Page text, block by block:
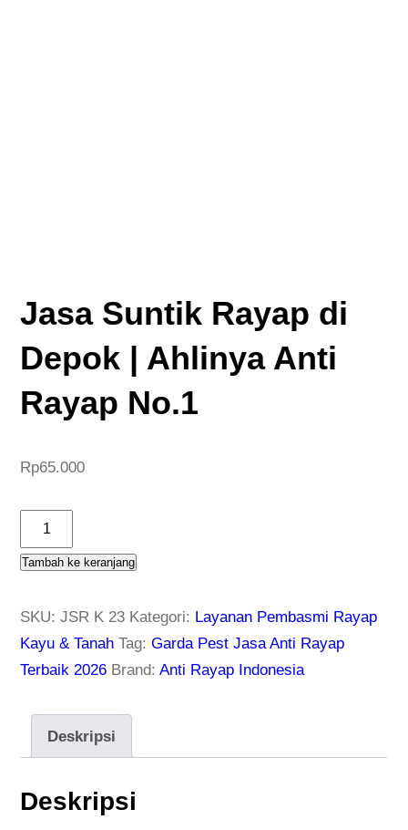
Jasa Suntik Rayap di
Depok | Ahlinya Anti
Rayap No.1
Rp65.000
u
a
J
s
Tambah ke keranjang
SKU:JSR K 23 Kategori: Layanan Pembasmi Rayap
Kayu & Tanah Tag:Garda Pest Jasa Anti Rayap
Terbaik 2026 Brand:Anti Rayap Indonesia
Deskripsi
Deskripsi